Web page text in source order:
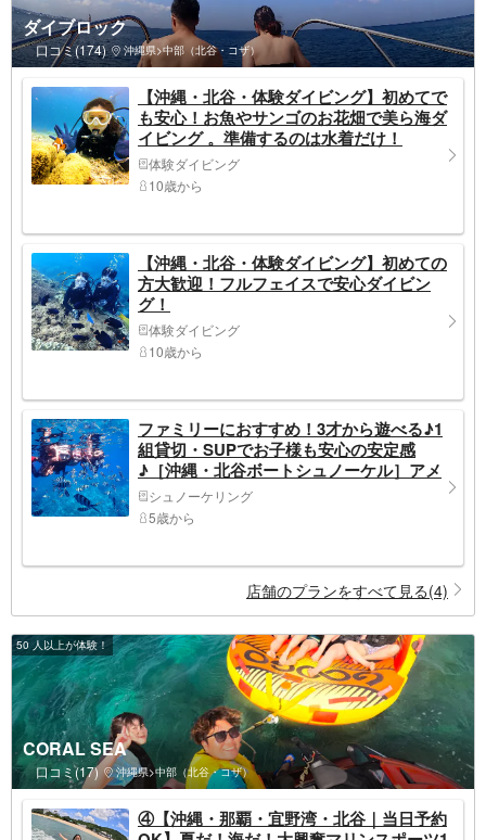
ダイブロック
口コミ(174) 沖縄県>中部（北谷・コザ）
【沖縄・北谷・体験ダイビング】初めてで
も安心！お魚やサンゴのお花畑で美ら海ダ
イビング 。準備するのは水着だけ！
体験ダイビング
10歳から
【沖縄・北谷・体験ダイビング】初めての
方大歓迎！フルフェイスで安心ダイビン
グ！
体験ダイビング
10歳から
ファミリーにおすすめ！3才から遊べる♪1
組貸切・SUPでお子様も安心の安定感
♪［沖縄・北谷ボートシュノーケル］アメ
リカンビレッジ近く沢山の魚や珊瑚！準備
するのは水着だけ！写真無料
シュノーケリング
5歳から
店舗のプランをすべて見る(4)
50 人以上が体験！
CORAL SEA
口コミ(17) 沖縄県>中部（北谷・コザ）
④【沖縄・那覇・宜野湾・北谷｜当日予約